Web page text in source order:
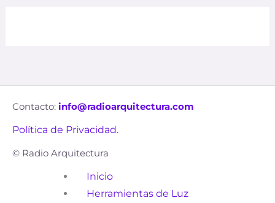
Contacto: info@radioarquitectura.com
Política de Privacidad.
© Radio Arquitectura
Inicio
Herramientas de Luz